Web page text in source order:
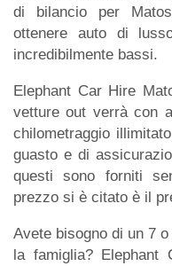
di bilancio per
ottenere auto di
incredibilmente bassi.
Elephant Car Hire
vetture out verrà con
chilometraggio
guasto e di
questi sono forniti
prezzo si è citato è il
Avete bisogno di un 7
la famiglia? Elephant